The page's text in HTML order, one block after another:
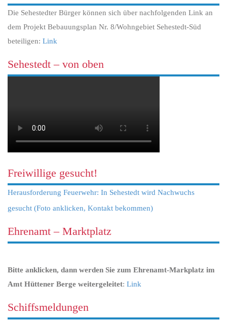
Die Sehestedter Bürger können sich über nachfolgenden Link an
dem Projekt Bebauungsplan Nr. 8/Wohngebiet Sehestedt-Süd
beteiligen: Link
Sehestedt – von oben
Freiwillige gesucht!
Herausforderung Feuerwehr: In Sehestedt wird Nachwuchs
gesucht (Foto anklicken, Kontakt bekommen)
Ehrenamt – Marktplatz
Bitte anklicken, dann werden Sie zum Ehrenamt-Markplatz im
Amt Hüttener Berge weitergeleitet: Link
Schiffsmeldungen